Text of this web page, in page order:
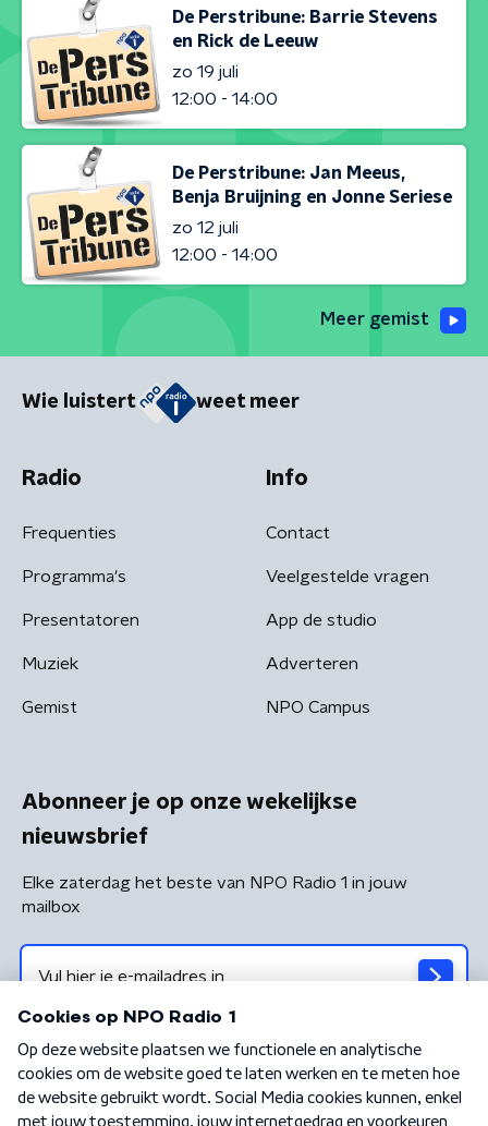
De Perstribune: Barrie Stevens
en Rick de Leeuw
zo 19 juli
12:00 - 14:00
De Perstribune: Jan Meeus,
Benja Bruijning en Jonne Seriese
zo 12 juli
12:00 - 14:00
Meer gemist
Wie luistert weet meer
Radio
Frequenties
Programma's
Presentatoren
Muziek
Gemist
Info
Contact
Veelgestelde vragen
App de studio
Adverteren
NPO Campus
Abonneer je op onze wekelijkse
nieuwsbrief
Elke zaterdag het beste van NPO Radio 1 in jouw
mailbox
Algemene voorwaarden